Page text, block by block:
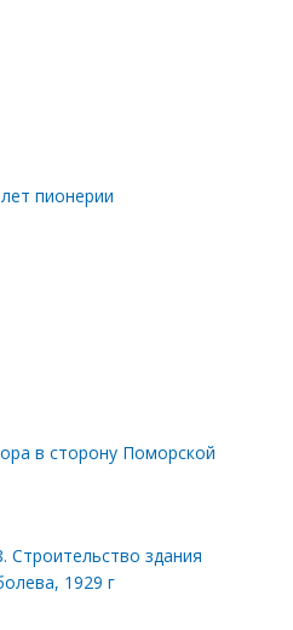
пионерии
в сторону Поморской
Строительство здания
1929 г